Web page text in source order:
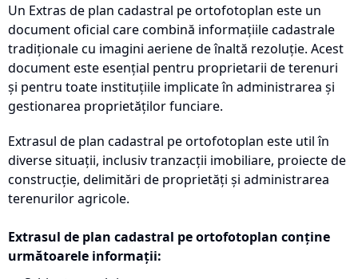
Un Extras de plan cadastral pe ortofotoplan este un
document oficial care combină informațiile cadastrale
tradiționale cu imagini aeriene de înaltă rezoluție. Acest
document este esențial pentru proprietarii de terenuri
și pentru toate instituțiile implicate în administrarea și
gestionarea proprietăților funciare.
Extrasul de plan cadastral pe ortofotoplan este util în
diverse situații, inclusiv tranzacții imobiliare, proiecte de
construcție, delimitări de proprietăți și administrarea
terenurilor agricole.
Extrasul de plan cadastral pe ortofotoplan conține
următoarele informații: